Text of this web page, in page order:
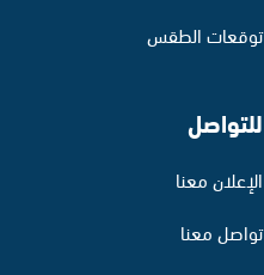
توقعات الطقس
للتواصل
الإعلان معنا
تواصل معنا